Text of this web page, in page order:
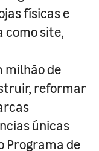
físicas e
como site,
milhão de
reformar
únicas
Programa de